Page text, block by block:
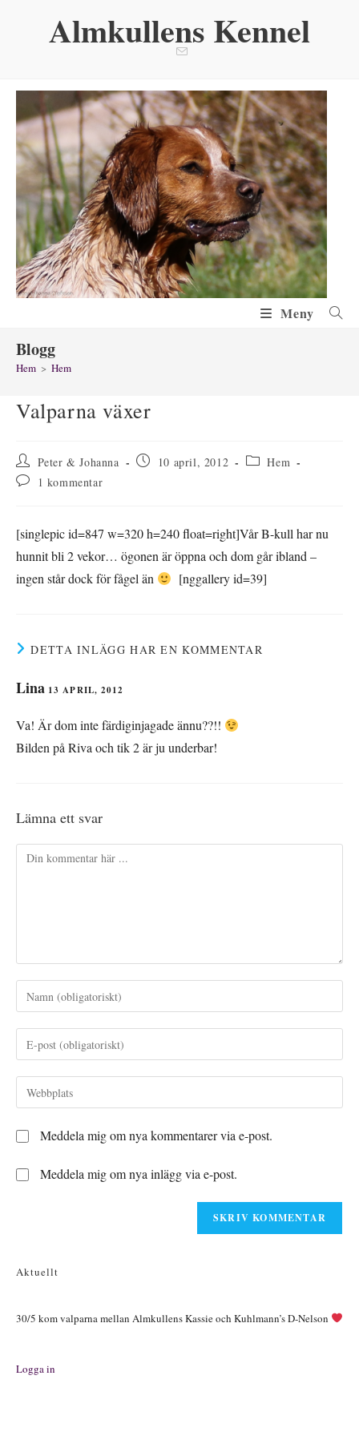
Almkullens Kennel
Meny
Blogg
Hem > Hem
Valparna växer
Inläggsförfattare:
Peter & Johanna
Inlägget10 april, 2012 Inläggskategori:
Hem
Kommentarer
1 kommentar
[singlepic id=847 w=320 h=240 float=right]Vår B-kull har nu
hunnit bli 2 vekor… ögonen är öppna och dom går ibland –
ingen står dock för fågel än
[nggallery id=39]
DETTA INLÄGG HAR EN KOMMENTAR
Lina 13 APRIL, 2012
Va! Är dom inte färdiginjagade ännu??!!
Bilden på Riva och tik 2 är ju underbar!
Lämna ett svar
Kommentar
Ange
ditt
namn
eller
för
att
kommentera
Ange
din
e-
postadress
att
Ange
URL
din
webbplats
(valfritt)
Meddela mig om nya kommentarer via e-post.
Meddela mig om nya inlägg via e-post.
Aktuellt
30/5 kom valparna mellan Almkullens Kassie och Kuhlmann’s D-Nelson
Logga in